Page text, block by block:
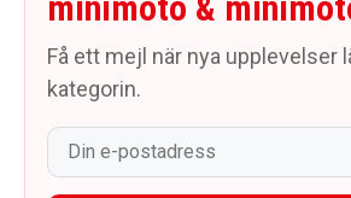
Få ett mejl när nya upplevelser
kategorin.